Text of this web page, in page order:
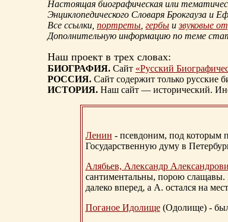
Настоящая биографическая или
Энциклопедического Словаря Брокгауза и
Все ссылки, портреты, гербы и звуковые
Дополнительную информацию по теме
Наш проект в трех словах:
БИОГРАФИЯ. Сайт «Русский
РОССИЯ. Сайт содержит только русские
ИСТОРИЯ. Наш сайт — исторический.
Ленин - псевдоним, под которым
Государственную думу в
Алябьев, Александр
сантиментальны, порою слащавы.
далеко вперед, а А. остался на
Поганое Идолище(Одолище) -